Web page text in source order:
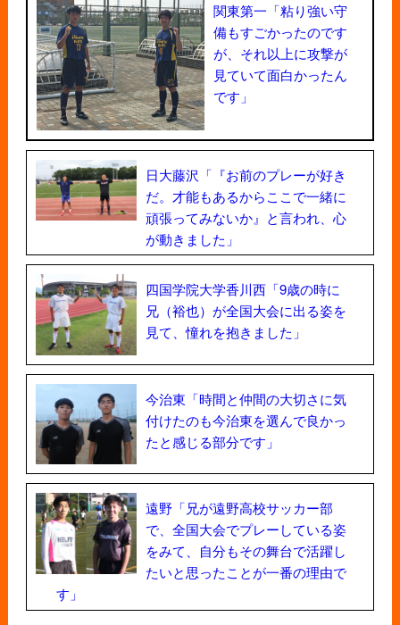
関東第一「粘り強い守
備もすごかったのです
が、それ以上に攻撃が
見ていて面白かったん
です」
日大藤沢「『お前のプレーが好き
だ。才能もあるからここで一緒に
頑張ってみないか』と言われ、心
が動きました」
四国学院大学香川西「9歳の時に
兄（裕也）が全国大会に出る姿を
見て、憧れを抱きました」
今治東「時間と仲間の大切さに気
付けたのも今治東を選んで良かっ
たと感じる部分です」
遠野「兄が遠野高校サッカー部
で、全国大会でプレーしている姿
をみて、自分もその舞台で活躍し
たいと思ったことが一番の理由で
す」